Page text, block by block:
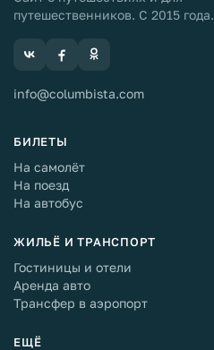
путешественников. С 2015 года.
info@columbista.com
БИЛЕТЫ
На самолёт
На поезд
На автобус
ЖИЛЬЁ И ТРАНСПОРТ
Гостиницы и отели
Аренда авто
Трансфер в аэропорт
ЕЩЁ